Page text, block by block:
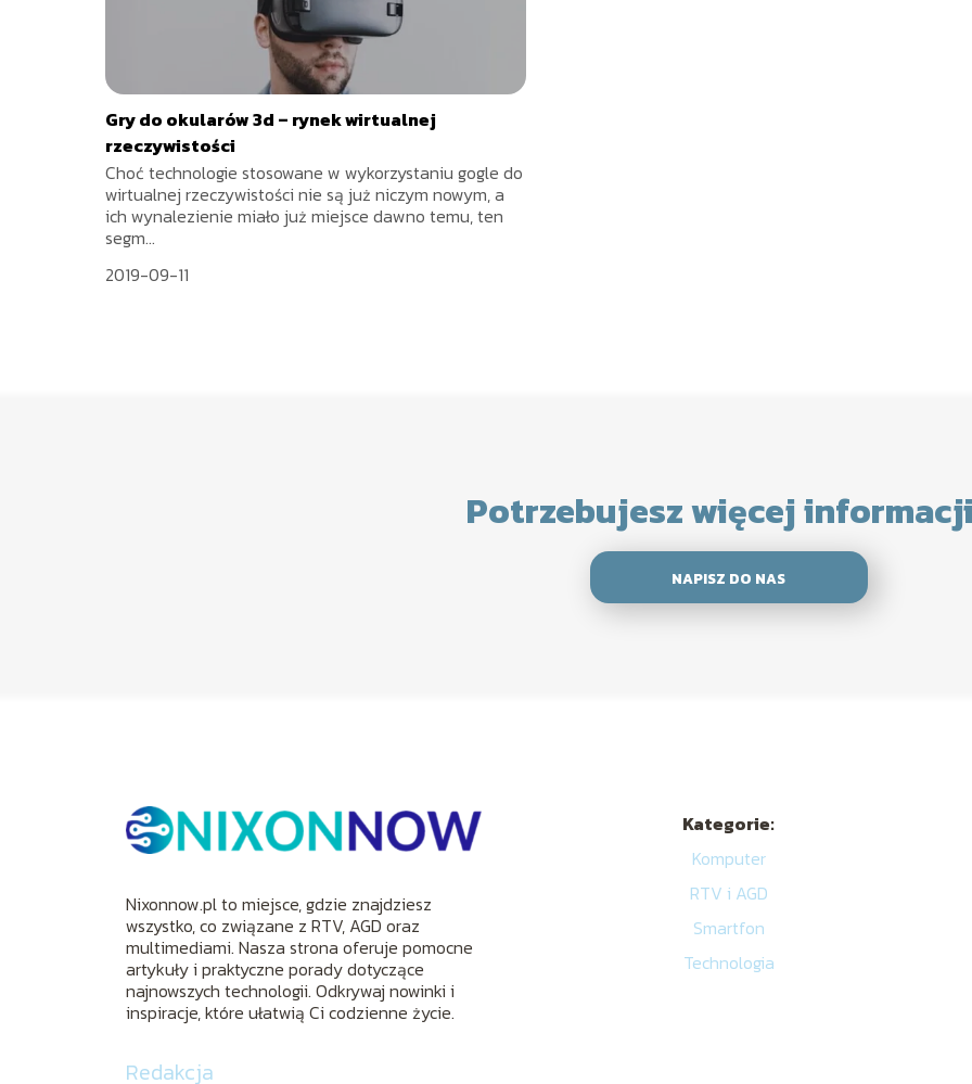
Gry do okularów 3d – rynek wirtualnej
rzeczywistości
Choć technologie stosowane w wykorzystaniu gogle do
wirtualnej rzeczywistości nie są już niczym nowym, a
ich wynalezienie miało już miejsce dawno temu, ten
segm...
2019-09-11
Potrzebujesz więcej
NAPISZ DO NAS
Nixonnow.pl to miejsce, gdzie znajdziesz
wszystko, co związane z RTV, AGD oraz
multimediami. Nasza strona oferuje pomocne
artykuły i praktyczne porady dotyczące
najnowszych technologii. Odkrywaj nowinki i
inspiracje, które ułatwią Ci codzienne życie.
Redakcja
Kategorie:
Komputer
RTV i AGD
Smartfon
Technologia